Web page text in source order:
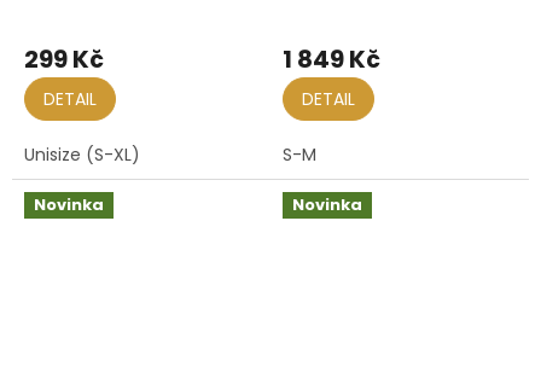
299 Kč
DETAIL
Unisize (S-XL)
1 849 Kč
DETAIL
S-M
Novinka Novinka